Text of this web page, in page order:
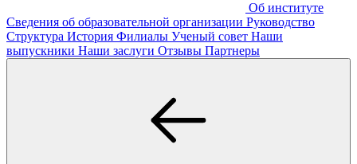
Об институте
Сведения об образовательной организации Руководство
Структура История Филиалы Ученый совет Наши
выпускники Наши заслуги Отзывы Партнеры